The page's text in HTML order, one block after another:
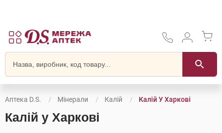
Аптека D.S. Мінерали Калій Калій У Харкові
Калій у Харкові